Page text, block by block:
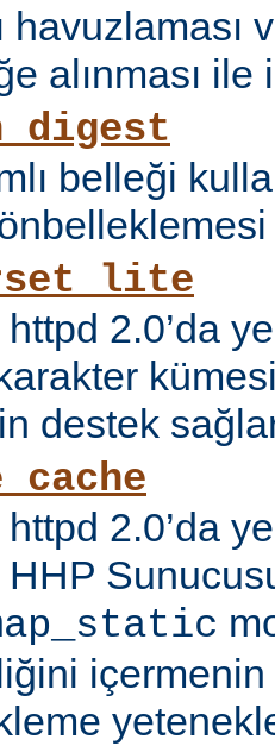
havuzlaması
alınması ile
belleği
2.0’da
destek
2.0’da
içermenin